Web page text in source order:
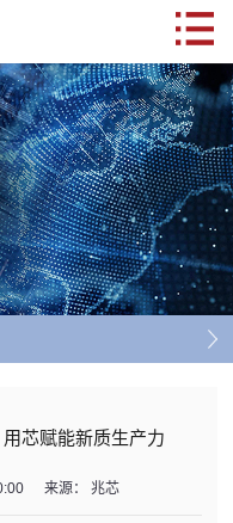
芯赋能新质生产力
来源： 兆芯